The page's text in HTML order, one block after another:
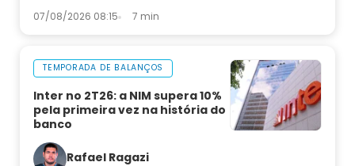
07/08/2026 08:15 7 min
TEMPORADA DE BALANÇOS
Inter no 2T26: a NIM supera 10%
pela primeira vez na história do
banco
Rafael Ragazi